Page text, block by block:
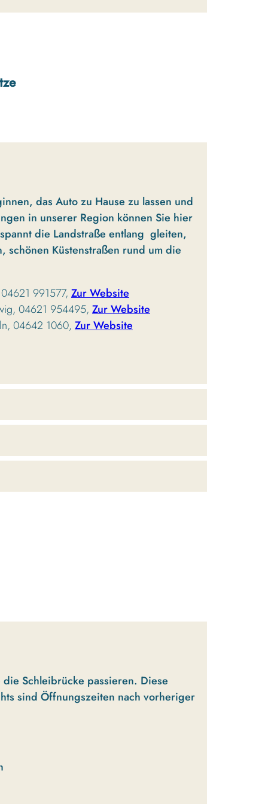
das Auto zu Hause zu lassen und
in unserer Region können Sie hier
die Landstraße entlang gleiten,
Küstenstraßen rund um die
991577, Zur Website
04621 954495, Zur Website
04642 1060, Zur Website
Schleibrücke passieren. Diese
sind Öffnungszeiten nach vorheriger